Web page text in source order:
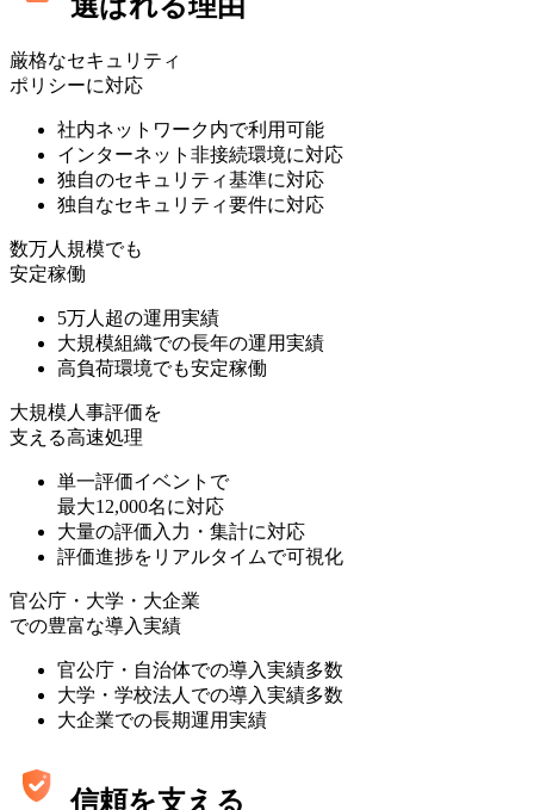
厳格なセキュリティ
ポリシーに対応
社内ネットワーク内で利用可能
インターネット非接続環境に対応
独自のセキュリティ基準に対応
独自なセキュリティ要件に対応
数万人規模でも
安定稼働
5万人超の運用実績
大規模組織での長年の運用実績
高負荷環境でも安定稼働
大規模人事評価を
支える高速処理
単一評価イベントで
最大12,000名に対応
大量の評価入力・集計に対応
評価進捗をリアルタイムで可視化
官公庁・大学・大企業
での豊富な導入実績
官公庁・自治体での導入実績多数
大学・学校法人での導入実績多数
大企業での長期運用実績
信頼を支える